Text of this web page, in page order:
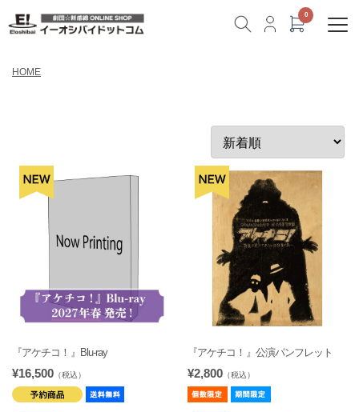
HOME
『アケチコ！』Blu-ray
¥16,500 （税込）
『アケチコ！』公演パンフレット
¥2,800 （税込）